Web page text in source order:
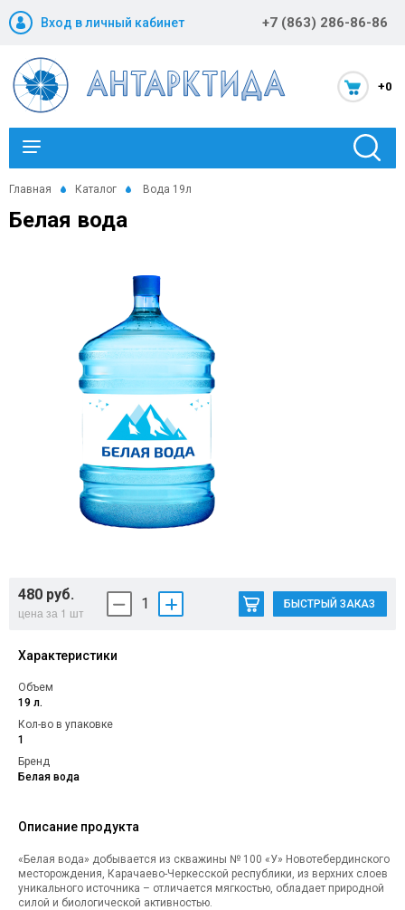
Вход в личный кабинет +7 (863) 286-86-86
+0
Каталог
Статьи
Помощь
Контакты
Главная Каталог Вода 19л
Белая вода
480 руб.
цена за 1 шт
1 БЫСТРЫЙ ЗАКАЗ
Характеристики
Объем
19 л.
Кол-во в упаковке
1
Бренд
Белая вода
Описание продукта
«Белая вода» добывается из скважины № 100 «У» Новотебердинского
месторождения, Карачаево-Черкесской республики, из верхних слоев
уникального источника – отличается мягкостью, обладает природной
силой и биологической активностью.